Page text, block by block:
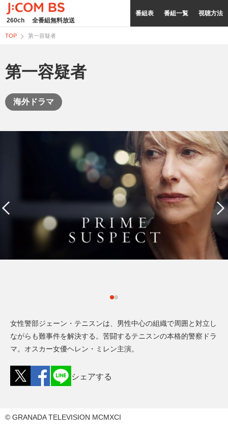
260ch 全番組無料放送
番組表 番組一覧 視聴方法
TOP 第一容疑者
第一容疑者
海外ドラマ
女性警部ジェーン・テニスンは、男性中心の組織で周囲と対立し
ながらも難事件を解決する。苦闘するテニスンの本格的警察ドラ
マ。オスカー女優ヘレン・ミレン主演。
シェアする
© GRANADA TELEVISION MCMXCI